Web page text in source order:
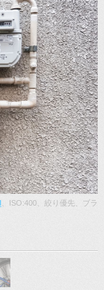
、ISO:400、絞り優先、ブラ